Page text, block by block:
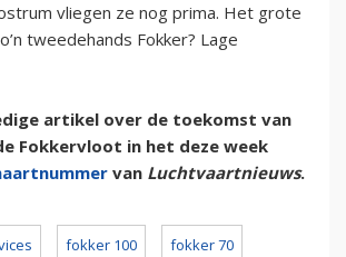
vliegen ze nog prima. Het grote
tweedehands Fokker? Lage
artikel over de toekomst van
Fokkervloot in het deze week
van Luchtvaartnieuws.
fokker 100 fokker 70